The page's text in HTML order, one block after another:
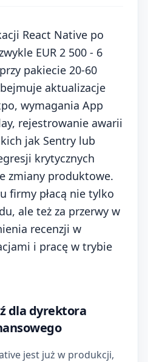
React Native po
EUR 2 500 - 6
pakiecie 20-60
aktualizacje
wymagania App
rejestrowanie awarii
jak Sentry lub
krytycznych
zmiany produktowe.
firmy płacą nie tylko
ale też za przerwy w
recenzji w
i pracę w trybie
dla dyrektora
jest już w produkcji,